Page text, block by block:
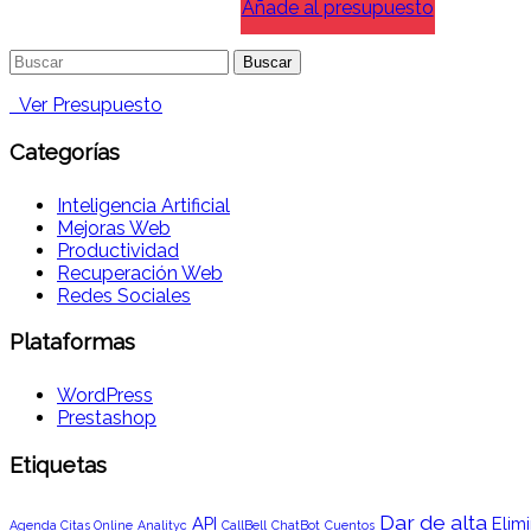
Añade al presupuesto
Buscar:
Ver Presupuesto
Categorías
Inteligencia Artificial
Mejoras Web
Productividad
Recuperación Web
Redes Sociales
Plataformas
WordPress
Prestashop
Etiquetas
Agenda Citas Online Analityc API CallBell ChatBot Cuentos Dar de alta